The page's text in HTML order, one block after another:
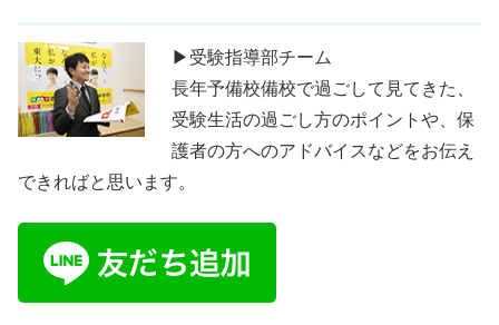
▶受験指導部チーム
長年予備校備校で過ごして見てきた、
受験生活の過ごし方のポイントや、保
護者の方へのアドバイスなどをお伝え
できればと思います。